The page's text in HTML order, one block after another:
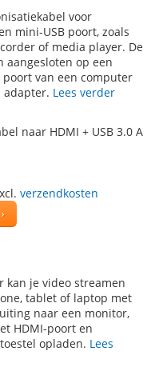
voor
mini-USB poort, zoals
of media player. De
aangesloten op een
poort van een computer
adapter. Lees verder
naar HDMI + USB 3.0 A
verzendkosten
kan je video streamen
tablet of laptop met
naar een monitor,
HDMI-poort en
opladen. Lees